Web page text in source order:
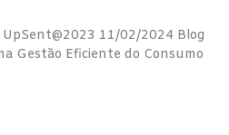
11/02/2024 Blog
Gestão Eficiente do Consumo